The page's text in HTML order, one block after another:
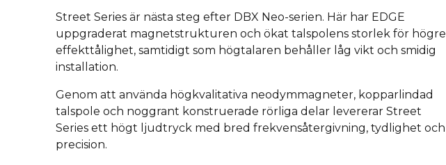
Street Series är nästa steg efter DBX Neo-serien. Här har EDGE
uppgraderat magnetstrukturen och ökat talspolens storlek för högre
effekttålighet, samtidigt som högtalaren behåller låg vikt och smidig
installation.
Genom att använda högkvalitativa neodymmagneter, kopparlindad
talspole och noggrant konstruerade rörliga delar levererar Street
Series ett högt ljudtryck med bred frekvensåtergivning, tydlighet och
precision.